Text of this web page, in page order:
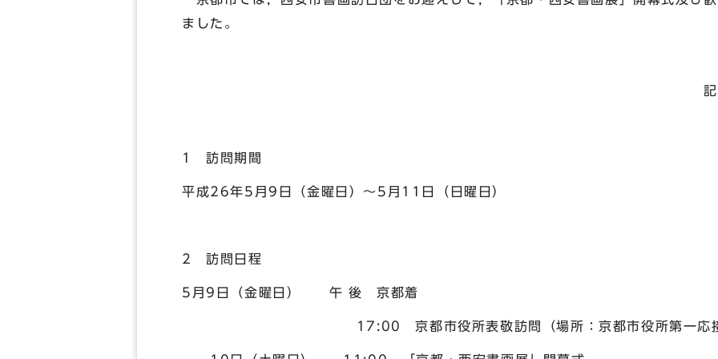
ました。
記
1 訪問期間
平成26年5月9日（金曜日）～5月11日（日曜日）
2 訪問日程
5月9日（金曜日） 午 後 京都着
17:00 京都市役所表敬訪問（場所：京都市役所第一応接